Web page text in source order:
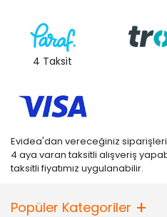
4 Taksit
Evidea'dan vereceğiniz
4 aya varan taksitli alışveriş
taksitli fiyatımız uygulanabilir.
Popüler Kategoriler